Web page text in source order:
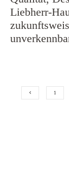
Liebherr-
1